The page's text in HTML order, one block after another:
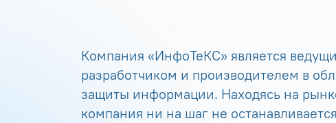
Компания «ИнфоТеКС» является
разработчиком и производителем в
защиты информации. Находясь на
компания ни на шаг не